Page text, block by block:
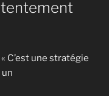
C’est une stratégie